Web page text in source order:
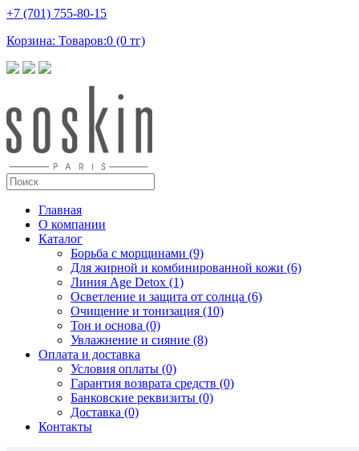
+7 (701) 755-80-15
Корзина: Товаров:0 (0 тг)
Главная
О компании
Каталог
Борьба с морщинами (9)
Для жирной и комбинированной кожи (6)
Линия Age Detox (1)
Осветление и защита от солнца (6)
Очищение и тонизация (10)
Тон и основа (0)
Увлажнение и сияние (8)
Оплата и доставка
Условия оплаты (0)
Гарантия возврата средств (0)
Банковские реквизиты (0)
Доставка (0)
Контакты